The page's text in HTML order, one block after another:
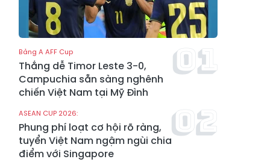
Bảng A AFF Cup
Thắng dễ Timor Leste 3-0,
Campuchia sẵn sàng nghênh
chiến Việt Nam tại Mỹ Đình
ASEAN CUP 2026:
Phung phí loạt cơ hội rõ ràng,
tuyển Việt Nam ngậm ngùi chia
điểm với Singapore